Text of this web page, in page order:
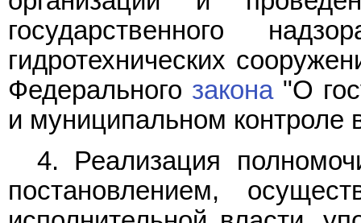
государственного
гидротехнических
Федерального закона"О
и муниципальном контроле
4. Реализация
постановлением,